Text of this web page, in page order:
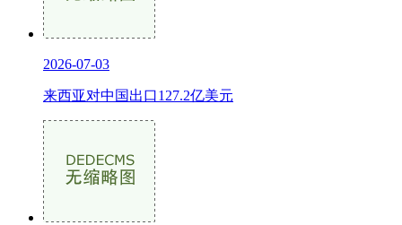
2026-07-03
来西亚对中国出口127.2亿美元